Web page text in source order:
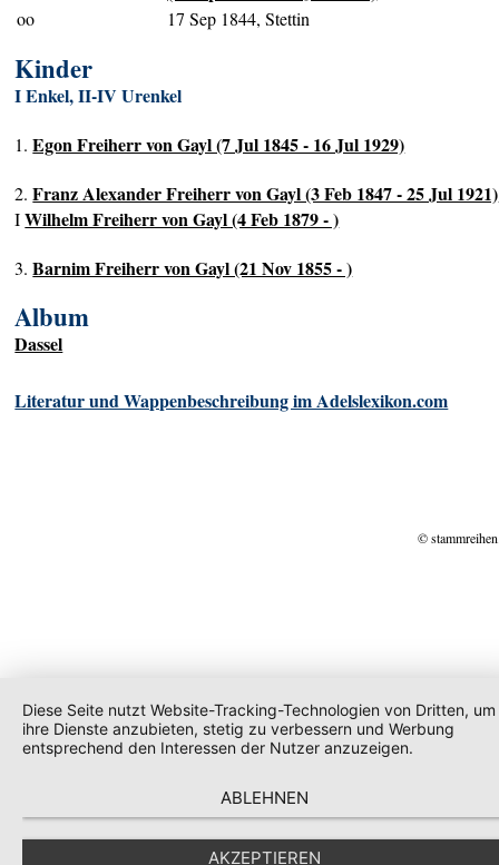
oo 17 Sep 1844, Stettin
Kinder
I Enkel, II-IV Urenkel
1.Egon Freiherr von Gayl (7 Jul 1845 - 16 Jul 1929)
2.Franz Alexander Freiherr von Gayl (3 Feb 1847 - 25 Jul 1921)
IWilhelm Freiherr von Gayl (4 Feb 1879 - )
3.Barnim Freiherr von Gayl (21 Nov 1855 - )
Album
Dassel
Literatur und Wappenbeschreibung im Adelslexikon.com
©
Diese Seite nutzt Website-Tracking-Technologien von Dritten, um
ihre Dienste anzubieten, stetig zu verbessern und Werbung
entsprechend den Interessen der Nutzer anzuzeigen.
ABLEHNEN
AKZEPTIEREN